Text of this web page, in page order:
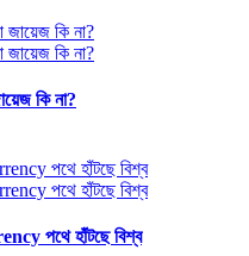
কি না?
পথে হাঁটছে বিশ্ব